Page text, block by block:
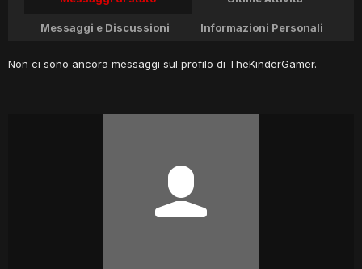
Messaggi e Discussioni Informazioni Personali
Non ci sono ancora messaggi sul profilo di TheKinderGamer.